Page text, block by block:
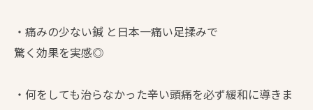
・痛みの少ない鍼 と日本一痛い足揉みで
驚く効果を実感◎
・何をしても治らなかった辛い頭痛を必ず緩和に導きま